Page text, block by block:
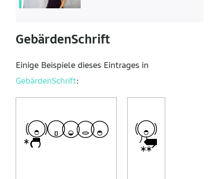
GebärdenSchrift
Einige Beispiele dieses Eintrages in
GebärdenSchrift: